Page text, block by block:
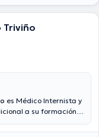
Triviño
es Médico Internista y
a su formación
laboral en su